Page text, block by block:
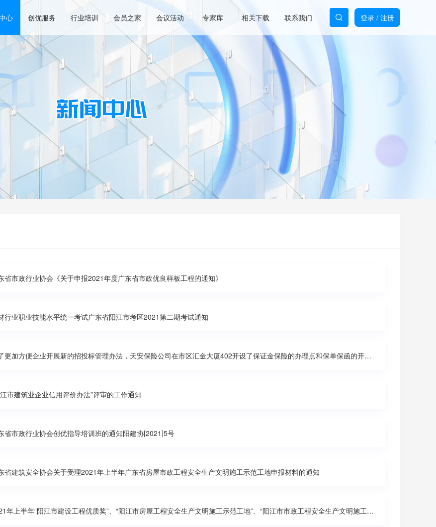
心 创优服务 行业培训 会员之家 会议活动 专家库 相关下载 联系我们  登录 / 注册
省市政行业协会《关于申报2021年度广东省市政优良样板工程的通知》
行业职业技能水平统一考试广东省阳江市考区2021第二期考试通知
好消息！为了更加方便企业开展新的招投标管理办法，天安保险公司在市区汇金大厦402开设了保证金保险的办理点和保单保函的开票点
市建筑业企业信用评价办法”评审的工作通知
省市政行业协会创优指导培训班的通知阳建协[2021]5号
省建筑安全协会关于受理2021年上半年广东省房屋市政工程安全生产文明施工示范工地申报材料的通知
关于开展2021年上半年“阳江市建设工程优质奖”、“阳江市房屋工程安全生产文明施工示范工地”、“阳江市市政工程安全生产文明施工示范工地”和“阳江市建设工程优质结构奖”评审工作的通知阳建协[2021]4号